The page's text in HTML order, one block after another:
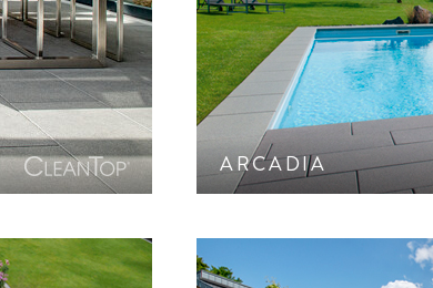
50-100 cm
100-150 cm
Quadratisch
Rechteckig
Länglich/Parkett
Polygonal
Kreissteinsatz
PRODUKTE ANZEIGEN
mit
ARCADIA
Gestrahlte